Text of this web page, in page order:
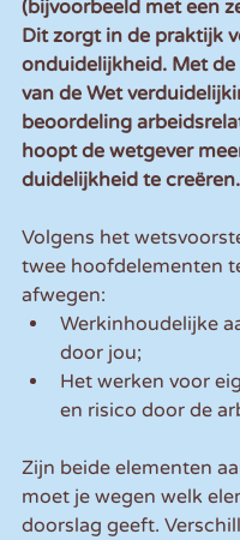
(bijvoorbeeld met een
Dit zorgt in de praktijk
onduidelijkheid. Met
van de Wet
beoordeling
hoopt de wetgever
duidelijkheid te creëren.
Volgens het
twee hoofdelementen
afwegen:
Werkinhoudelijke
door jou;
Het werken voor
en risico door de
Zijn beide elementen
moet je wegen welk
doorslag geeft.